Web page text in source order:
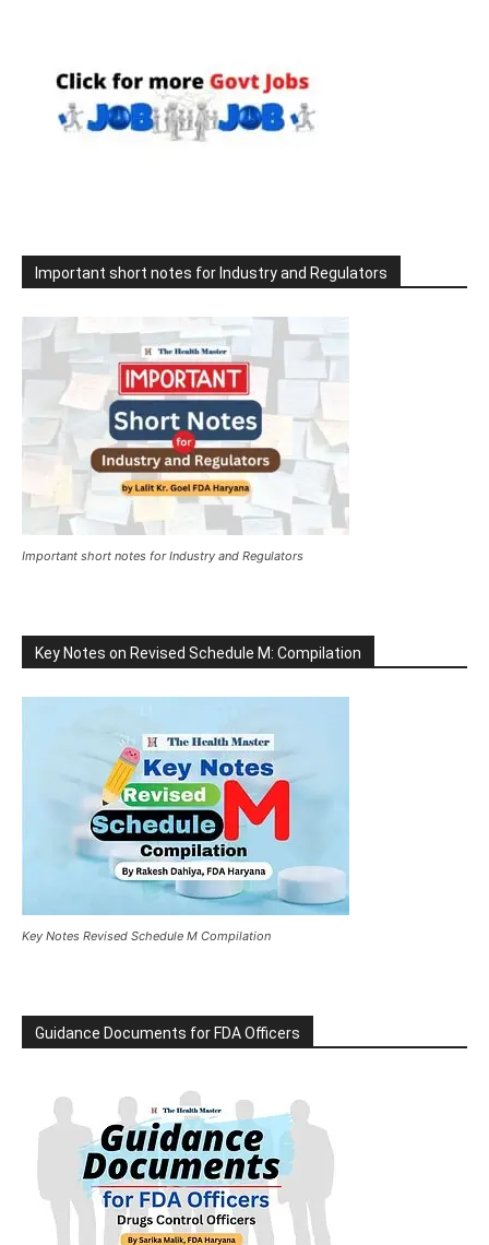
Important short notes for Industry and Regulators
Important short notes for Industry and Regulators
Key Notes on Revised Schedule M: Compilation
Key Notes Revised Schedule M Compilation
Guidance Documents for FDA Officers